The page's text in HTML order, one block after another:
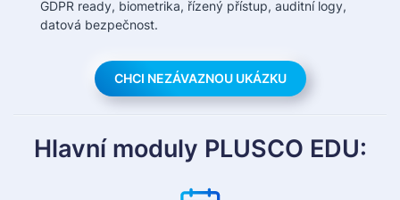
GDPR ready, biometrika, řízený přístup, auditní logy,
datová bezpečnost.
CHCI NEZÁVAZNOU UKÁZKU
Hlavní moduly PLUSCO EDU: